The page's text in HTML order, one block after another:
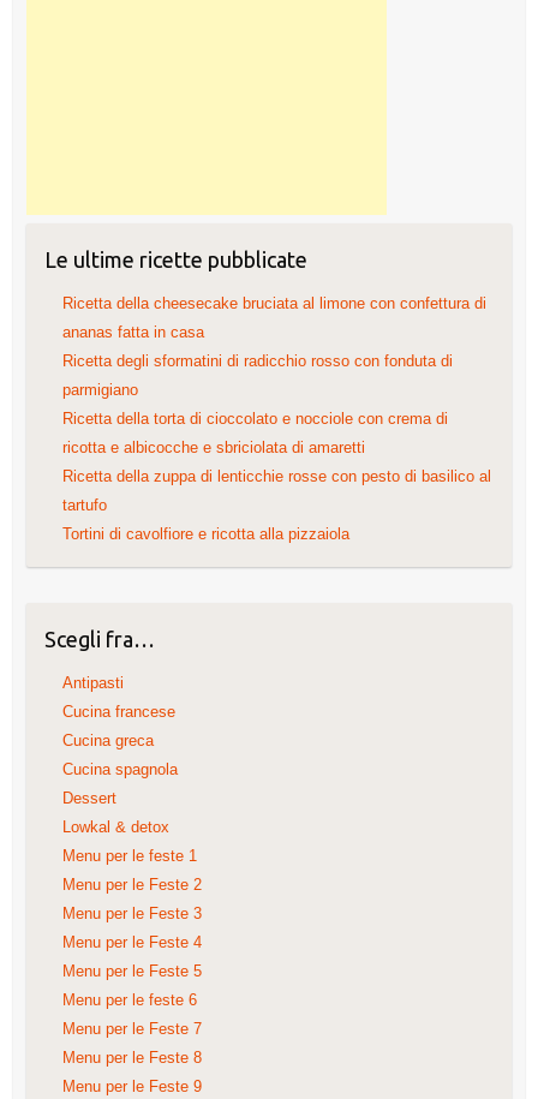
Le ultime ricette pubblicate
Ricetta della cheesecake bruciata al limone con confettura di
ananas fatta in casa
Ricetta degli sformatini di radicchio rosso con fonduta di
parmigiano
Ricetta della torta di cioccolato e nocciole con crema di
ricotta e albicocche e sbriciolata di amaretti
Ricetta della zuppa di lenticchie rosse con pesto di basilico al
tartufo
Tortini di cavolfiore e ricotta alla pizzaiola
Scegli fra…
Antipasti
Cucina francese
Cucina greca
Cucina spagnola
Dessert
Lowkal & detox
Menu per le feste 1
Menu per le Feste 2
Menu per le Feste 3
Menu per le Feste 4
Menu per le Feste 5
Menu per le feste 6
Menu per le Feste 7
Menu per le Feste 8
Menu per le Feste 9